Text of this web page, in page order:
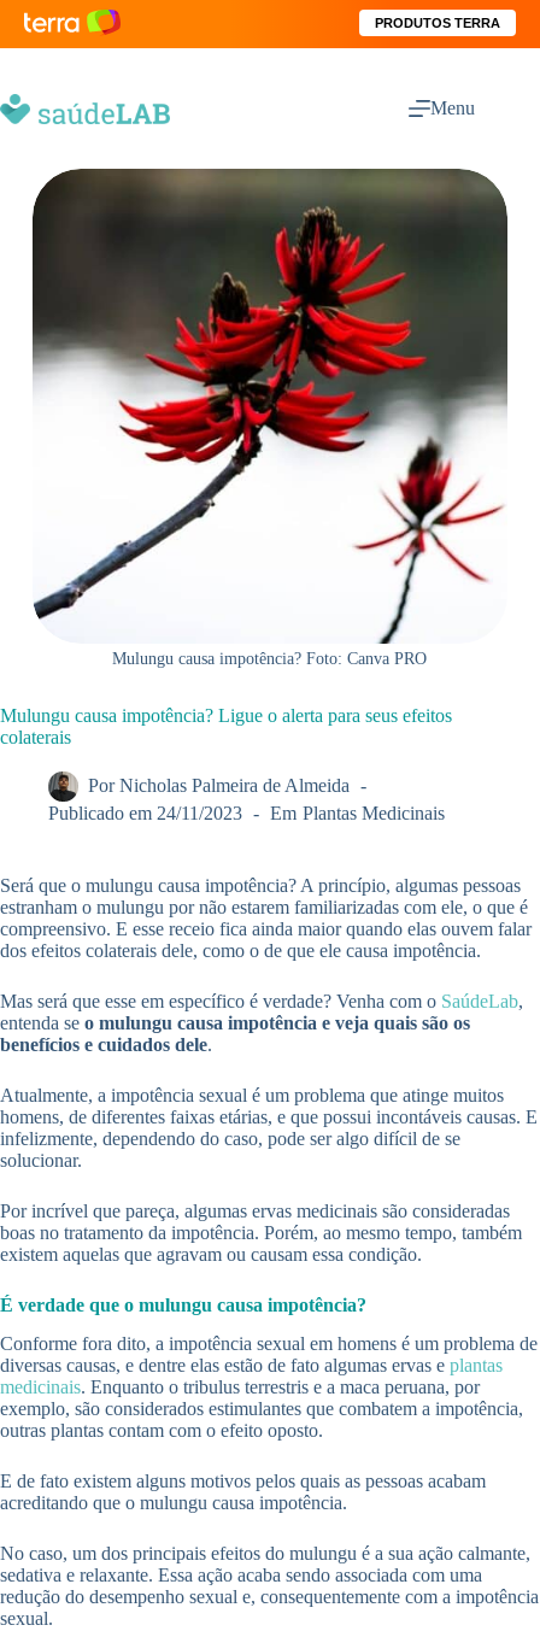
PRODUTOS TERRA
Menu
Mulungu causa impotência? Foto: Canva PRO
Mulungu causa impotência? Ligue o alerta para seus efeitos
colaterais
Por Nicholas Palmeira de Almeida
Publicado em 24/11/2023 Em Plantas Medicinais
Será que o mulungu causa impotência? A princípio, algumas pessoas
estranham o mulungu por não estarem familiarizadas com ele, o que é
compreensivo. E esse receio fica ainda maior quando elas ouvem falar
dos efeitos colaterais dele, como o de que ele causa impotência.
Mas será que esse em específico é verdade? Venha com o SaúdeLab,
entenda se o mulungu causa impotência e veja quais são os
benefícios e cuidados dele.
Atualmente, a impotência sexual é um problema que atinge muitos
homens, de diferentes faixas etárias, e que possui incontáveis causas. E
infelizmente, dependendo do caso, pode ser algo difícil de se
solucionar.
Por incrível que pareça, algumas ervas medicinais são consideradas
boas no tratamento da impotência. Porém, ao mesmo tempo, também
existem aquelas que agravam ou causam essa condição.
É verdade que o mulungu causa impotência?
Conforme fora dito, a impotência sexual em homens é um problema de
diversas causas, e dentre elas estão de fato algumas ervas e plantas
medicinais. Enquanto o tribulus terrestris e a maca peruana, por
exemplo, são considerados estimulantes que combatem a impotência,
outras plantas contam com o efeito oposto.
E de fato existem alguns motivos pelos quais as pessoas acabam
acreditando que o mulungu causa impotência.
No caso, um dos principais efeitos do mulungu é a sua ação calmante,
sedativa e relaxante. Essa ação acaba sendo associada com uma
redução do desempenho sexual e, consequentemente com a impotência
sexual.